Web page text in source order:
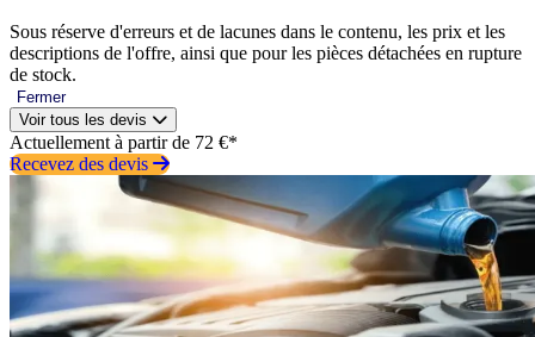
Sous réserve d'erreurs et de lacunes dans le contenu, les prix et les
descriptions de l'offre, ainsi que pour les pièces détachées en rupture
de stock.
Fermer
Voir tous les devis
Actuellement à partir de 72 €*
Recevez des devis